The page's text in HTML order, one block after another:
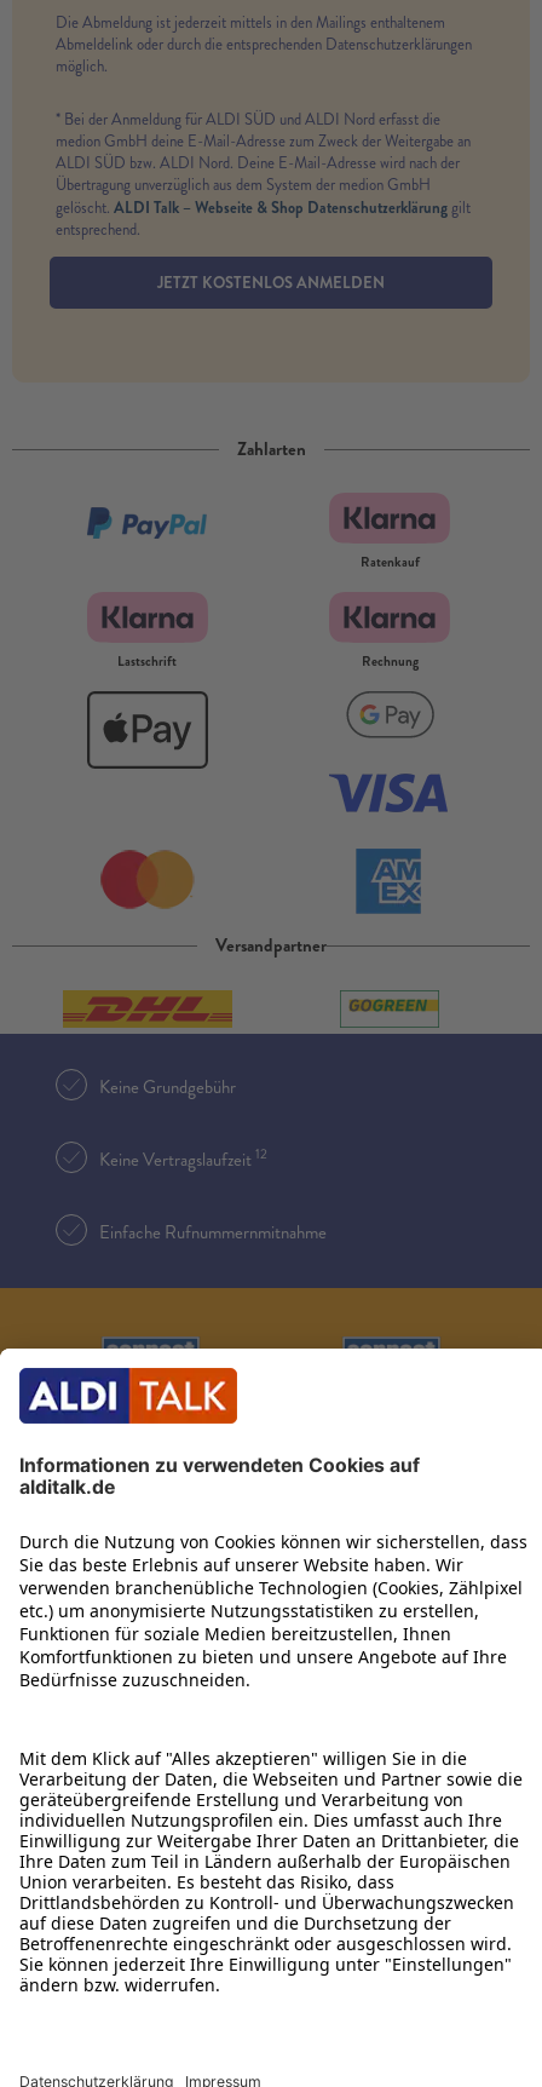
Die Abmeldung ist jederzeit mittels in den Mailings enthaltenem
Abmeldelink oder durch die entsprechenden Datenschutzerklärungen
möglich.
* Bei der Anmeldung für ALDI SÜD und ALDI Nord erfasst die
medion GmbH deine E-Mail-Adresse zum Zweck der Weitergabe an
ALDI SÜD bzw. ALDI Nord. Deine E-Mail-Adresse wird nach der
Übertragung unverzüglich aus dem System der medion GmbH
gelöscht. ALDI Talk – Webseite & Shop Datenschutzerklärunggilt
entsprechend.
JETZT KOSTENLOS ANMELDEN
Zahlarten
Ratenkauf
Lastschrift Rechnung
Versandpartner
Keine Grundgebühr
Keine Vertragslaufzeit 12
Einfache Rufnummernmitnahme
ÜBER DIESE SEITE
ALDI TALK WEBSHOP
ALDI TALK MOBILFUNK
HILFE-THEMEN
ALDI SERVICES